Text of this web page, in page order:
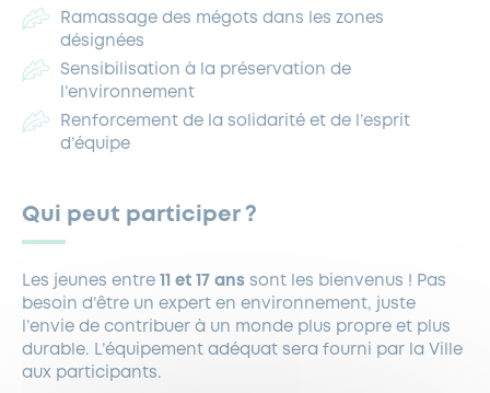
Ramassage des mégots dans les zones
désignées
Sensibilisation à la préservation de
l’environnement
Renforcement de la solidarité et de l’esprit
d’équipe
Qui peut participer ?
Les jeunes entre 11 et 17 ans sont les bienvenus ! Pas
besoin d’être un expert en environnement, juste
l’envie de contribuer à un monde plus propre et plus
durable. L’équipement adéquat sera fourni par la Ville
aux participants.